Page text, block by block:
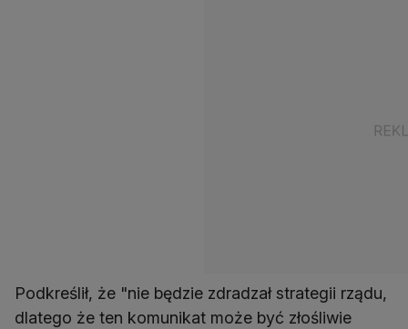
Podkreślił, że "nie będzie zdradzał strategii rządu,
dlatego że ten komunikat może być złośliwie